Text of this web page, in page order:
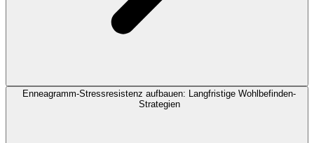
Enneagramm-Stressresistenz aufbauen: Langfristige Wohlbefinden-
Strategien